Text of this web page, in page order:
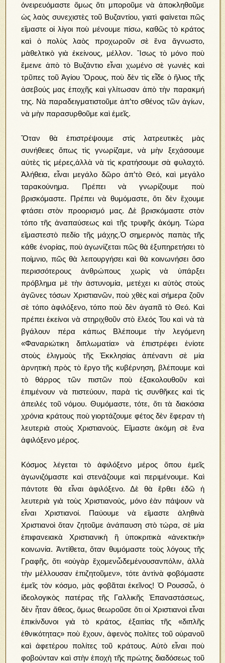
ὀνειρευόμαστε ὅμως ὅτι μποροῦμε νὰ ἀποκληθοῦμε
ὡς λαὸς συνεχιστὲς τοῦ Βυζαντίου, γιατὶ φαίνεται πῶς
εἴμαστε οἱ λίγοι ποὺ μένουμε πίσω, καθῶς τὸ κράτος
καὶ ὁ πολὺς λαὸς προχωροῦν σὲ ἕνα ἄγνωστο,
μὰθελτικὸ γιὰ ἐκείνους, μέλλον. Ἴσως τὸ μόνο ποὺ
ἔμεινε ἀπὸ τὸ Βυζάντιο εἶναι χωμένο σὲ γωνιὲς καὶ
τρῦπες τοῦ Ἁγίου Ὄρους, ποὺ δὲν τὶς εἶδε ὁ ἥλιος τῆς
ἀσεβούς μας ἐποχῆς καὶ γλίτωσαν ἀπὸ τὴν παρακμή
της. Νὰ παραδειγματιστοῦμε ἀπ’το σθένος τῶν ἁγίων,
νὰ μὴν παρασυρθοῦμε καὶ ἑμεῖς.
Ὅταν θὰ ἐπιστρέψουμε στὶς λατρευτικὲς μὰς
συνήθειες ὅπως τὶς γνωρίζαμε, νὰ μὴν ξεχάσουμε
αὐτὲς τὶς μέρες,ἀλλὰ νὰ τὶς κρατήσουμε σὰ φυλαχτό.
Ἀλήθεια, εἶναι μεγάλο δῶρο ἀπ’τὸ Θεό, καὶ μεγάλο
ταρακούνημα. Πρέπει νὰ γνωρίζουμε ποὺ
βρισκόμαστε. Πρέπει νὰ θυμόμαστε, ὅτι δὲν ἔχουμε
φτάσει στὸν προορισμό μας. Δὲ βρισκόμαστε στὸν
τόπο τῆς ἀναπαύσεως καὶ τῆς τρυφῆς ἀκόμη. Τώρα
εἴμαστεστὸ πεδίο τῆς μάχης.Ὁ σημερινὸς παπὰς τῆς
κάθε ἐνορίας, ποὺ ἀγωνίζεται πῶς θὰ ἐξυπηρετήσει τὸ
ποίμνιο, πῶς θὰ λειτουργήσει καὶ θὰ κοινωνήσει ὅσο
περισσότερους ἀνθρώπους χωρὶς νὰ ὑπάρξει
πρόβλημα μὲ τὴν ἀστυνομία, μετέχει κι αὐτὸς στοὺς
ἀγῶνες τόσων Χριστιανῶν, ποὺ χθὲς καὶ σήμερα ζοῦν
σὲ τόπο ἀφιλόξενο, τόπο ποὺ δὲν ἀγαπᾶ τὸ Θεό. Καὶ
πρέπει ἐκείνοι νὰ στηριχθοῦν στὸ ἔλεός Του καὶ νὰ τὰ
βγάλουν πέρα κάπως Βλέπουμε τὴν λεγόμενη
«Φαναριώτικη διπλωματία» νὰ ἐπιστρέφει ἐνίοτε
στοὺς ἐλιγμοὺς τῆς Ἐκκλησίας ἀπέναντι σὲ μία
ἀρνητικὴ πρὸς τὸ ἔργο τῆς κυβέρνηση, βλέπουμε καὶ
τὸ θάρρος τῶν πιστῶν ποὺ ἐξακολουθοῦν καὶ
ἐπιμένουν νὰ πιστεύουν, παρὰ τὶς συνθῆκες καὶ τὶς
ἀπειλές τοῦ νόμου. Θυμόμαστε, τότε, ὅτι τὰ διακόσια
χρόνια κράτους ποὺ γιορτάζουμε φέτος δὲν ἔφεραν τὴ
λευτεριὰ στοὺς Χριστιανούς. Εἴμαστε ἀκόμη σὲ ἕνα
ἀφιλόξενο μέρος.
Κόσμος λέγεται τὸ ἀφιλόξενο μέρος ὅπου ἑμεῖς
ἀγωνιζόμαστε καὶ στενάζουμε καὶ περιμένουμε. Καὶ
πάντοτε θὰ εἶναι ἀφιλόξενο. Δὲ θὰ ἔρθει ἐδῶ ἡ
λευτεριὰ γιὰ τοὺς Χριστιανούς, μόνο ἐὰν πάψουν νὰ
εἶναι Χριστιανοί. Παύουμε νὰ εἴμαστε ἀληθινὰ
Χριστιανοὶ ὅταν ζητοῦμε ἀνάπαυση στὸ τώρα, σὲ μία
ἐπιφανειακὰ Χριστιανικὴ ἢ ὑποκριτικὰ «ἀνεκτικὴ»
κοινωνία. Ἀντίθετα, ὅταν θυμόμαστε τοὺς λόγους τῆς
Γραφῆς, ὅτι «οὐγὰρ ἔχομενὧδεμένουσανπόλιν, ἀλλὰ
τὴν μέλλουσαν ἐπιζητοῦμεν», τότε ἀντὶνὰ φοβόμαστε
ἑμεῖς τὸν κόσμο, μὰς φοβᾶται ἐκεῖνος! Ὁ Ρουσσὦ, ὁ
ἰδεολογικὸς πατέρας τῆς Γαλλικῆς Ἐπαναστάσεως,
δὲν ἦταν ἄθεος, ὅμως θεωροῦσε ὅτι οἱ Χριστιανοὶ εἶναι
ἐπικίνδυνοι γιὰ τὸ κράτος, ἐξαιτίας τῆς «διπλῆς
ἐθνικότητας» ποὺ ἔχουν, ἀφενὸς πολίτες τοῦ οὐρανοῦ
καὶ ἀφετέρου πολίτες τοῦ κράτους. Αὐτὸ εἶναι ποὺ
φοβούνταν καὶ στὴν ἐποχὴ τῆς πρώτης διαδόσεως τοῦ